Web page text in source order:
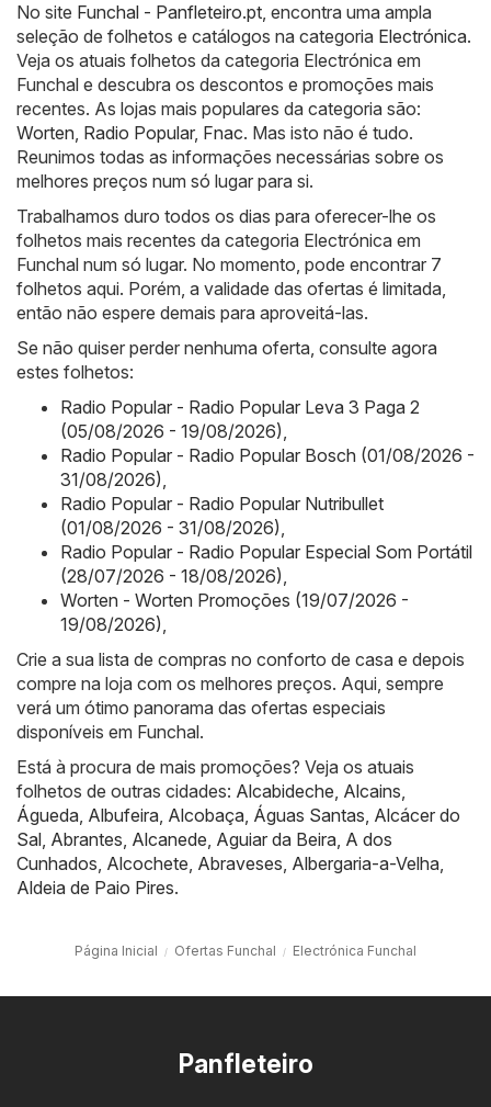
No site Funchal - Panfleteiro.pt, encontra uma ampla
seleção de folhetos e catálogos na categoria Electrónica.
Veja os atuais folhetos da categoria Electrónica em
Funchal e descubra os descontos e promoções mais
recentes. As lojas mais populares da categoria são:
Worten, Radio Popular, Fnac. Mas isto não é tudo.
Reunimos todas as informações necessárias sobre os
melhores preços num só lugar para si.
Trabalhamos duro todos os dias para oferecer-lhe os
folhetos mais recentes da categoria Electrónica em
Funchal num só lugar. No momento, pode encontrar 7
folhetos aqui. Porém, a validade das ofertas é limitada,
então não espere demais para aproveitá-las.
Se não quiser perder nenhuma oferta, consulte agora
estes folhetos:
Radio Popular - Radio Popular Leva 3 Paga 2
(05/08/2026 - 19/08/2026),
Radio Popular - Radio Popular Bosch (01/08/2026 -
31/08/2026),
Radio Popular - Radio Popular Nutribullet
(01/08/2026 - 31/08/2026),
Radio Popular - Radio Popular Especial Som Portátil
(28/07/2026 - 18/08/2026),
Worten - Worten Promoções (19/07/2026 -
19/08/2026),
Crie a sua lista de compras no conforto de casa e depois
compre na loja com os melhores preços. Aqui, sempre
verá um ótimo panorama das ofertas especiais
disponíveis em Funchal.
Está à procura de mais promoções? Veja os atuais
folhetos de outras cidades: Alcabideche, Alcains,
Águeda, Albufeira, Alcobaça, Águas Santas, Alcácer do
Sal, Abrantes, Alcanede, Aguiar da Beira, A dos
Cunhados, Alcochete, Abraveses, Albergaria-a-Velha,
Aldeia de Paio Pires.
Página Inicial Ofertas Funchal Electrónica Funchal
Panfleteiro